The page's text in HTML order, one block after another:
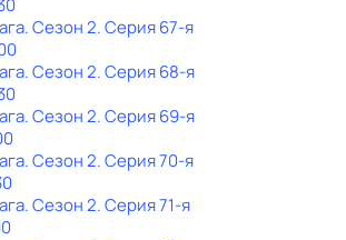
. Сезон 2. Серия 67-я
. Сезон 2. Серия 68-я
. Сезон 2. Серия 69-я
. Сезон 2. Серия 70-я
. Сезон 2. Серия 71-я